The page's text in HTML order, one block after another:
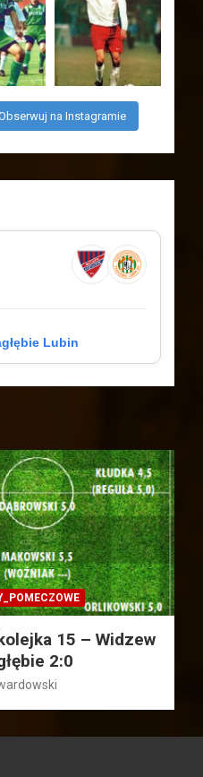
na Instagramie
Lubin
15 – Widzew
2:0